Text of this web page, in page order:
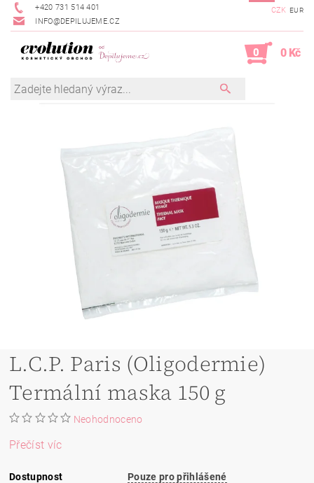
+420 731 514 401
INFO@DEPILUJEME.CZ
CZK EUR
0 0 Kč
L.C.P. Paris (Oligodermie)
Termální maska 150 g
Neohodnoceno
Přečíst víc
Dostupnost Pouze pro přihlášené